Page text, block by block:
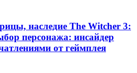
наследие The Witcher 3:
персонажа: инсайдер
от геймплея